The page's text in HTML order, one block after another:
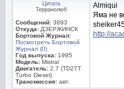
Цитата
Терранолюб
Сообщений: 3893
Откуда: ДЗЕРЖИНСК
Бортовой Журнал:
Посмотреть Бортовой
Журнал (0)
Год выпуска: 1995
Модель: Mistral
Двигатель: 2.7 (TD27T
Turbo Diesel)
Трансмиссия: авт.
Almiqui
Яма не
http://